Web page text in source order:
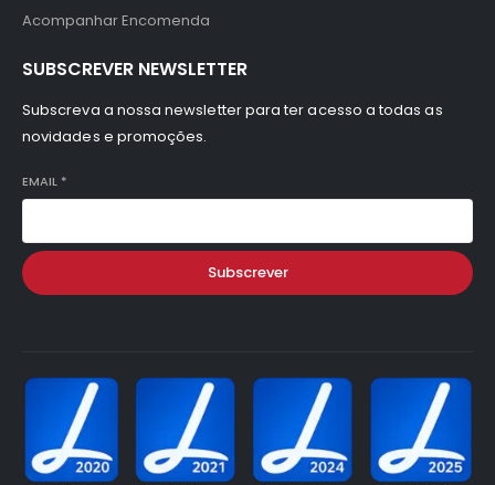
Acompanhar Encomenda
SUBSCREVER NEWSLETTER
Subscreva a nossa newsletter para ter acesso a todas as
novidades e promoções.
EMAIL *
Subscrever